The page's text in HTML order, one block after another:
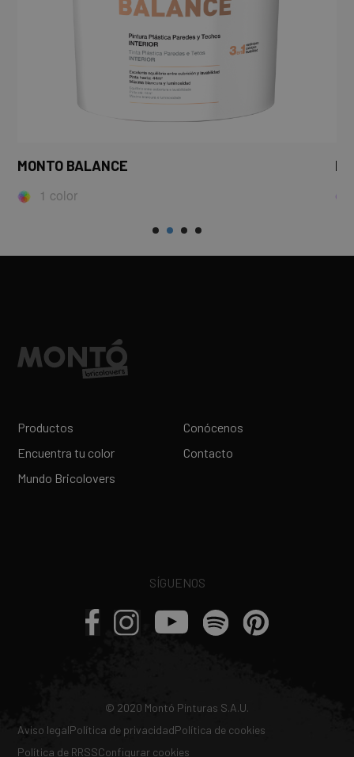
MONTO BALANCE
1 color
Productos
Encuentra tu color
Mundo Bricolovers
Conócenos
Contacto
SÍGUENOS
© 2020 Montó Pinturas S.A.U.
Aviso legalPolítica de privacidadPolítica de cookies
Política de RRSSConfigurar cookies